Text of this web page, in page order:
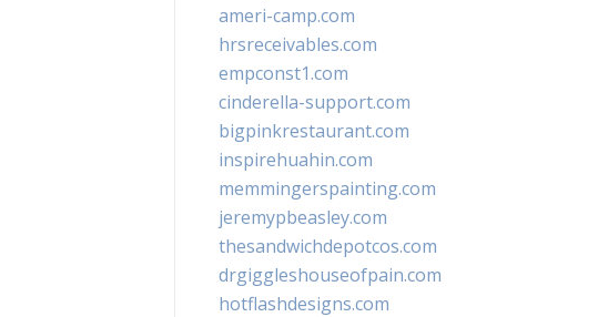
ameri-camp.com
hrsreceivables.com
empconst1.com
cinderella-support.com
bigpinkrestaurant.com
inspirehuahin.com
memmingerspainting.com
jeremypbeasley.com
thesandwichdepotcos.com
drgiggleshouseofpain.com
hotflashdesigns.com